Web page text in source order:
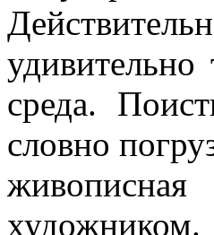
удивительно
среда.
словно
живописная
художником.